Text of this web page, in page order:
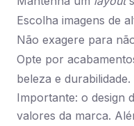
Escolha imagens de
Não exagere para
Opte por
beleza e durabilidade.
Importante: o design
valores da marca.